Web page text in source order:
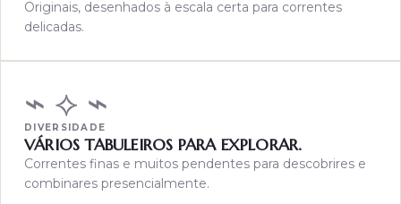
Originais, desenhados à escala certa para correntes
delicadas.
⌁ ⟡ ⌁
DIVERSIDADE
VÁRIOS TABULEIROS PARA EXPLORAR.
Correntes finas e muitos pendentes para descobrires e
combinares presencialmente.